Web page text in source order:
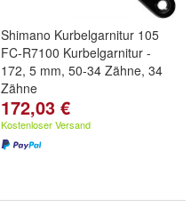
Shimano Kurbelgarnitur 105
FC-R7100 Kurbelgarnitur -
172, 5 mm, 50-34 Zähne, 34
Zähne
172,03 €
Kostenloser Versand